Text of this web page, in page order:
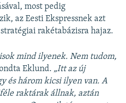
most pedig
az Eesti Ekspressnek azt
rakétabázisra hajaz.
mind ilyenek. Nem tudom,
Eklund. „Itt az új
és három kicsi ilyen van. A
raktárak állnak, aztán